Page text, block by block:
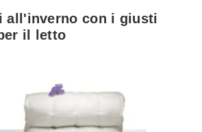
come mai prima d'ora!
all'inverno con i giusti
il letto